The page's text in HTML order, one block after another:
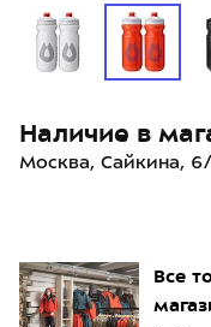
Все
Наличие в
Москва, Сайкина,